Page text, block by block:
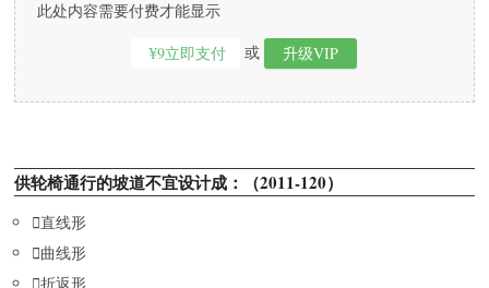
此处内容需要付费才能显示
¥9立即支付 或 升级VIP
供轮椅通行的坡道不宜设计成：（2011-120）
直线形
曲线形
折返形